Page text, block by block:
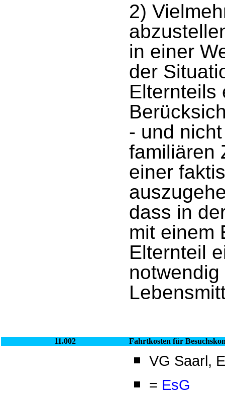
2)
in einer
der
Elternteils
- und
familiären
einer
dass in
mit einem
Elternteil
11.002 Fahrtkosten für
VG Saarl,
= EsG